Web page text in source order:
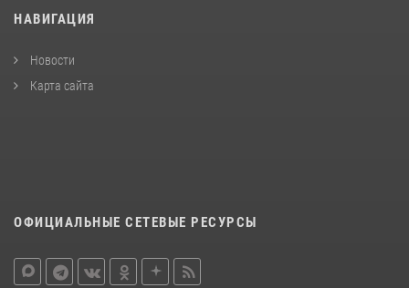
НАВИГАЦИЯ
Новости
Карта сайта
ОФИЦИАЛЬНЫЕ СЕТЕВЫЕ РЕСУРСЫ